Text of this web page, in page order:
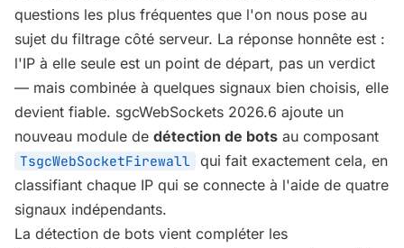
questions les plus fréquentes que l'on nous pose au
sujet du filtrage côté serveur. La réponse honnête est :
l'IP à elle seule est un point de départ, pas un verdict
— mais combinée à quelques signaux bien choisis, elle
devient fiable. sgcWebSockets 2026.6 ajoute un
nouveau module de détection de bots au composant
TsgcWebSocketFirewall
qui fait exactement cela, en
classifiant chaque IP qui se connecte à l'aide de quatre
signaux indépendants.
La détection de bots vient compléter les